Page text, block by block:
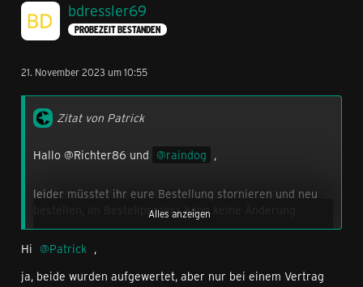
bdressler69
PROBEZEIT BESTANDEN
21. November 2023 um 10:55
Zitat von Patrick
Hallo @Richter86 und raindog ,
leider müsstet ihr eure Bestellung stornieren und neu
bestellen, im Bestellprozess kann keine Änderung
vorgenommen werden.
Alles anzeigen
Hi Patrick ,
ja, beide wurden aufgewertet, aber nur bei einem Vertrag